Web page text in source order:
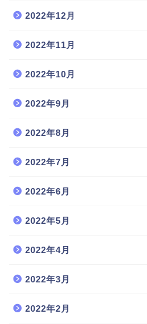
2022年12月
2022年11月
2022年10月
2022年9月
2022年8月
2022年7月
2022年6月
2022年5月
2022年4月
2022年3月
2022年2月